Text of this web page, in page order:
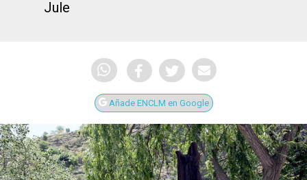
Jule
Añade ENCLM en Google